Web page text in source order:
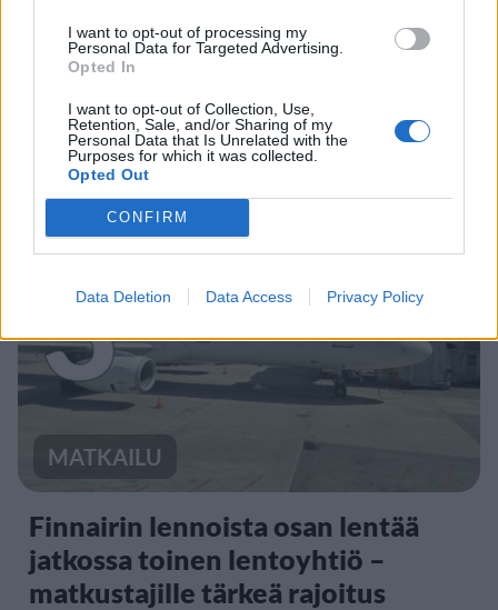
I want to opt-out of processing my
Personal Data for Targeted Advertising.
Opted In
I want to opt-out of Collection, Use,
Retention, Sale, and/or Sharing of my
Personal Data that Is Unrelated with the
Purposes for which it was collected.
Opted Out
CONFIRM
Data Deletion Data Access Privacy Policy
VIIHDEUUTISET
Sääennuste ulottuu nyt
marraskuulle – tältä näyttää
syksyn sää
3
MATKAILU
Finnairin lennoista osan lentää
jatkossa toinen lentoyhtiö –
matkustajille tärkeä rajoitus